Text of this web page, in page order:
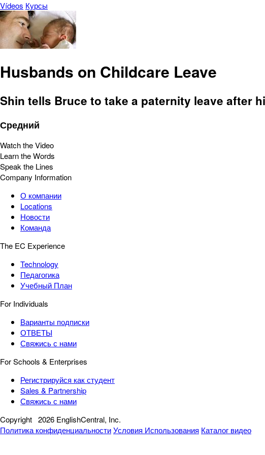
Vídeos Курсы
Husbands on Childcare Leave
Shin tells Bruce to take a paternity leave after
Средний
Watch the Video
Learn the Words
Speak the Lines
Company Information
О компании
Locations
Новости
Команда
The EC Experience
Technology
Педагогика
Учебный План
For Individuals
Варианты подписки
ОТВЕТЫ
Свяжись с нами
For Schools & Enterprises
Регистрируйся как студент
Sales & Partnership
Свяжись с нами
Copyright 2026 EnglishCentral, Inc.
Политика конфиденциальностиУсловия Использования Каталог видео